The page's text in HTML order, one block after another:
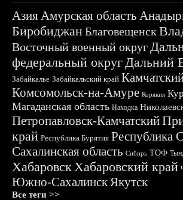
АзияАмурская область
БиробиджанБлаговещенск
Восточный военный округ
федеральный округДальний
Забайкалье Забайкальский край
Комсомольск-на-Амуре Корякия
Магаданская область Находка
Петропавловск-Камчатский
край Республика Бурятия Республика
Сахалинская область Сибирь ТОФ
ХабаровскХабаровский край
Южно-СахалинскЯкутск
Все теги >>